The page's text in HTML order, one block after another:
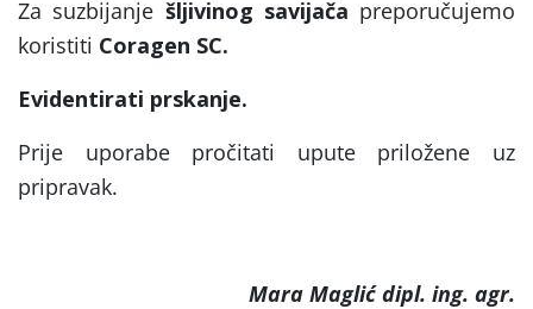
Za suzbijanje šljivinog savijača preporučujemo
koristiti Coragen SC.
Evidentirati prskanje.
Prije uporabe pročitati upute priložene uz
pripravak.
Mara Maglić dipl. ing. agr.